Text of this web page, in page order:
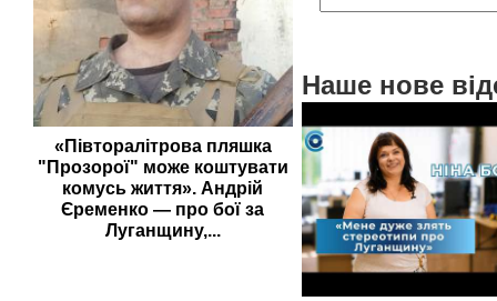
«Півторалітрова пляшка
"Прозорої" може коштувати
комусь життя». Андрій
Єременко — про бої за
Луганщину,...
Наше нове